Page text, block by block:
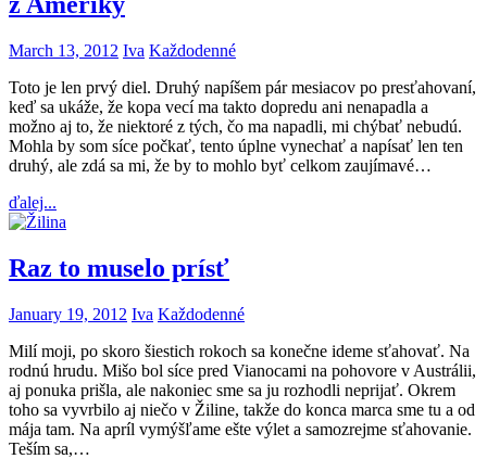
March 13, 2012 Iva Každodenné
Toto je len prvý diel. Druhý napíšem pár mesiacov po presťahovaní,
keď sa ukáže, že kopa vecí ma takto dopredu ani nenapadla a
možno aj to, že niektoré z tých, čo ma napadli, mi chýbať nebudú.
Mohla by som síce počkať, tento úplne vynechať a napísať len ten
druhý, ale zdá sa mi, že by to mohlo byť celkom zaujímavé…
ďalej...
Raz to muselo prísť
January 19, 2012 Iva Každodenné
Milí moji, po skoro šiestich rokoch sa konečne ideme sťahovať. Na
rodnú hrudu. Mišo bol síce pred Vianocami na pohovore v Austrálii,
aj ponuka prišla, ale nakoniec sme sa ju rozhodli neprijať. Okrem
toho sa vyvrbilo aj niečo v Žiline, takže do konca marca sme tu a od
mája tam. Na apríl vymýšľame ešte výlet a samozrejme sťahovanie.
Teším sa,…